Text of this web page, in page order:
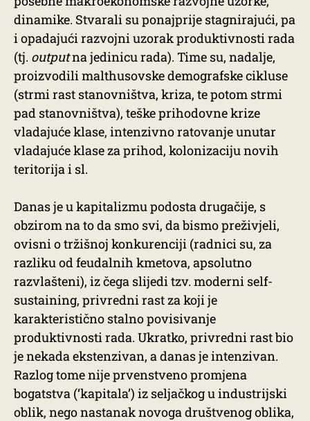
dinamike. Stvarali su ponajprije stagnirajući, pa
i opadajući razvojni uzorak produktivnosti rada
(tj. outputna jedinicu rada). Time su, nadalje,
proizvodili malthusovske demografske cikluse
(strmi rast stanovništva, kriza, te potom strmi
pad stanovništva), teške prihodovne krize
vladajuće klase, intenzivno ratovanje unutar
vladajuće klase za prihod, kolonizaciju novih
teritorija i sl.
Danas je u kapitalizmu podosta drugačije, s
obzirom na to da smo svi, da bismo preživjeli,
ovisni o tržišnoj konkurenciji (radnici su, za
razliku od feudalnih kmetova, apsolutno
razvlašteni), iz čega slijedi tzv. moderni self-
sustaining, privredni rast za koji je
karakteristično stalno povisivanje
produktivnosti rada. Ukratko, privredni rast bio
je nekada ekstenzivan, a danas je intenzivan.
Razlog tome nije prvenstveno promjena
bogatstva (‘kapitala’) iz seljačkog u industrijski
oblik, nego nastanak novoga društvenog oblika,